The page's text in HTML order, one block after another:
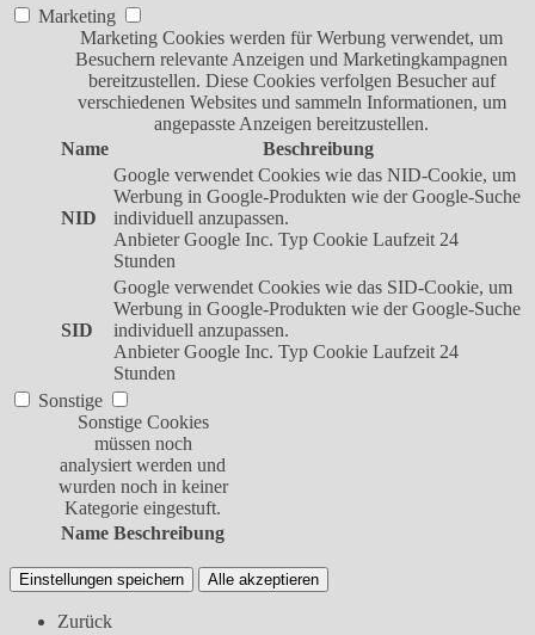
Marketing
Marketing Cookies werden für Werbung verwendet, um
Besuchern relevante Anzeigen und Marketingkampagnen
bereitzustellen. Diese Cookies verfolgen Besucher auf
verschiedenen Websites und sammeln Informationen, um
angepasste Anzeigen bereitzustellen.
Name
Beschreibung
NID
Google verwendet Cookies wie das NID-Cookie, um
Werbung in Google-Produkten wie der Google-Suche
individuell anzupassen.
Anbieter Google Inc. Typ Cookie Laufzeit 24
Stunden
SID
Google verwendet Cookies wie das SID-Cookie, um
Werbung in Google-Produkten wie der Google-Suche
individuell anzupassen.
Anbieter Google Inc. Typ Cookie Laufzeit 24
Stunden
Sonstige
Sonstige Cookies
müssen noch
analysiert werden und
wurden noch in keiner
Kategorie eingestuft.
Name Beschreibung
Einstellungen speichern Alle akzeptieren
Zurück